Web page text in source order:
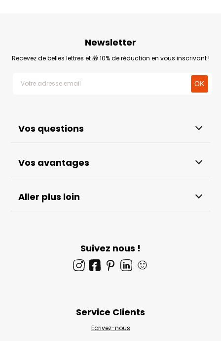
Vos questions
Vos avantages
Aller plus loin
Newsletter
Recevez de belles lettres et 🎁 10% de réduction en vous inscrivant !
Suivez nous !
🙂
Service Clients
Ecrivez-nous